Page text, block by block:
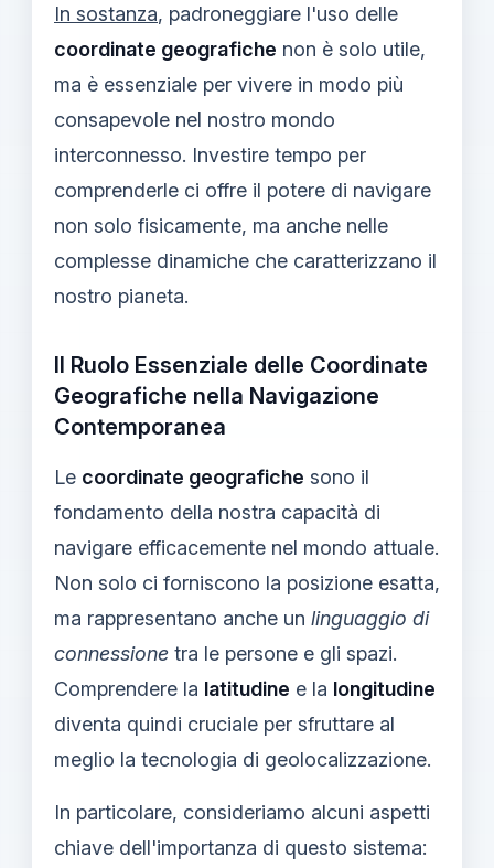
In sostanza, padroneggiare l'uso delle
coordinate geografiche non è solo utile,
ma è essenziale per vivere in modo più
consapevole nel nostro mondo
interconnesso. Investire tempo per
comprenderle ci offre il potere di navigare
non solo fisicamente, ma anche nelle
complesse dinamiche che caratterizzano il
nostro pianeta.
Il Ruolo Essenziale delle Coordinate
Geografiche nella Navigazione
Contemporanea
Le coordinate geografiche sono il
fondamento della nostra capacità di
navigare efficacemente nel mondo attuale.
Non solo ci forniscono la posizione esatta,
ma rappresentano anche un linguaggio di
connessione tra le persone e gli spazi.
Comprendere la latitudine e la longitudine
diventa quindi cruciale per sfruttare al
meglio la tecnologia di geolocalizzazione.
In particolare, consideriamo alcuni aspetti
chiave dell'importanza di questo sistema: